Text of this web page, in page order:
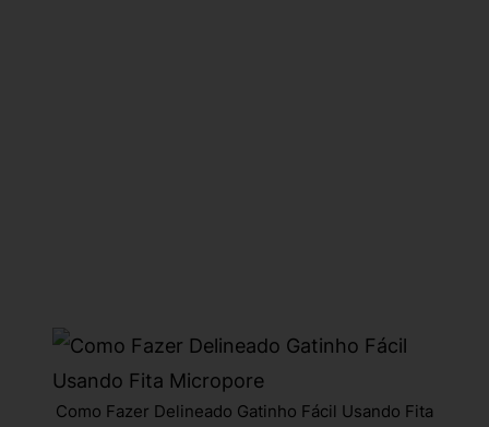
Como Fazer Delineado Gatinho Fácil Usando Fita